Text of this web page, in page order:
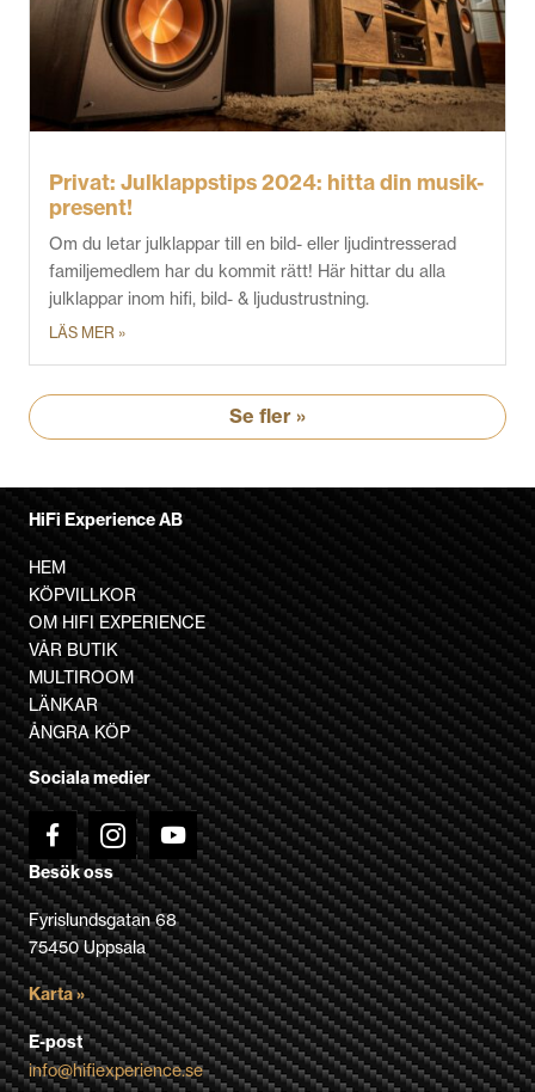
Privat: Julklappstips 2024: hitta din musik-
present!
Om du letar julklappar till en bild- eller ljudintresserad
familjemedlem har du kommit rätt! Här hittar du alla
julklappar inom hifi, bild- & ljudustrustning.
LÄS MER »
Se fler »
HiFi Experience AB
HEM
KÖPVILLKOR
OM HIFI EXPERIENCE
VÅR BUTIK
MULTIROOM
LÄNKAR
ÅNGRA KÖP
Sociala medier
Besök oss
Fyrislundsgatan 68
75450 Uppsala
Karta »
E-post
info@hifiexperience.se